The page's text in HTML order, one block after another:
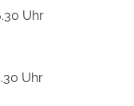
Uhr
Uhr